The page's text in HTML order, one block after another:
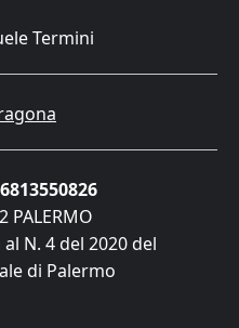
Termini
PALERMO
N. 4 del 2020 del
di Palermo